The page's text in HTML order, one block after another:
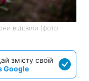
відцвіли (фото:
змісту своїй
Google